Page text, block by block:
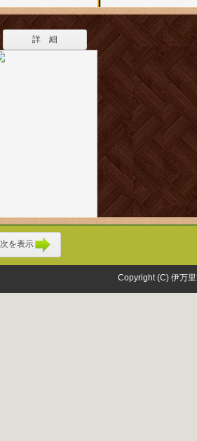
詳 細
次を表示
Copyright (C) 伊万